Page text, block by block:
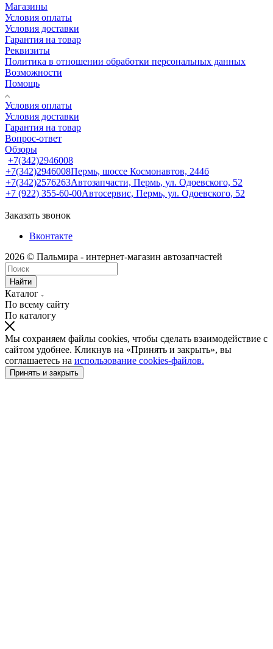
Магазины
Условия оплаты
Условия доставки
Гарантия на товар
Реквизиты
Политика в отношении обработки персональных данных
Возможности
Помощь
Условия оплаты
Условия доставки
Гарантия на товар
Вопрос-ответ
Обзоры
+7(342)2946008
+7(342)2946008Пермь, шоссе Космонавтов, 244б
+7(342)2576263Автозапчасти, Пермь, ул. Одоевского, 52
+7 (922) 355-60-00Автосервис, Пермь, ул. Одоевского, 52
Заказать звонок
Вконтакте
2026 © Пальмира - интернет-магазин автозапчастей
Найти
Каталог
По всему сайту
По каталогу
Мы сохраняем файлы cookies, чтобы сделать взаимодействие с
сайтом удобнее. Кликнув на «Принять и закрыть», вы
соглашаетесь на использование cookies-файлов.
Принять и закрыть